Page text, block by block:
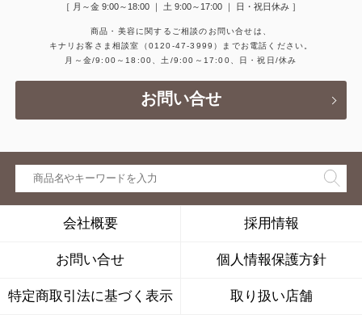
［ 月～金 9:00～18:00 ｜ 土 9:00～17:00 ｜ 日・祝日休み ］
商品・美容に関するご相談のお問い合せは、
キナリお客さま相談室
（0120-47-3999）
までお電話ください。
月～金/9:00～18:00、土/9:00～17:00、日・祝日/休み
お問い合せ
会社概要 採用情報
お問い合せ 個人情報保護方針
特定商取引法に基づく表示 取り扱い店舗